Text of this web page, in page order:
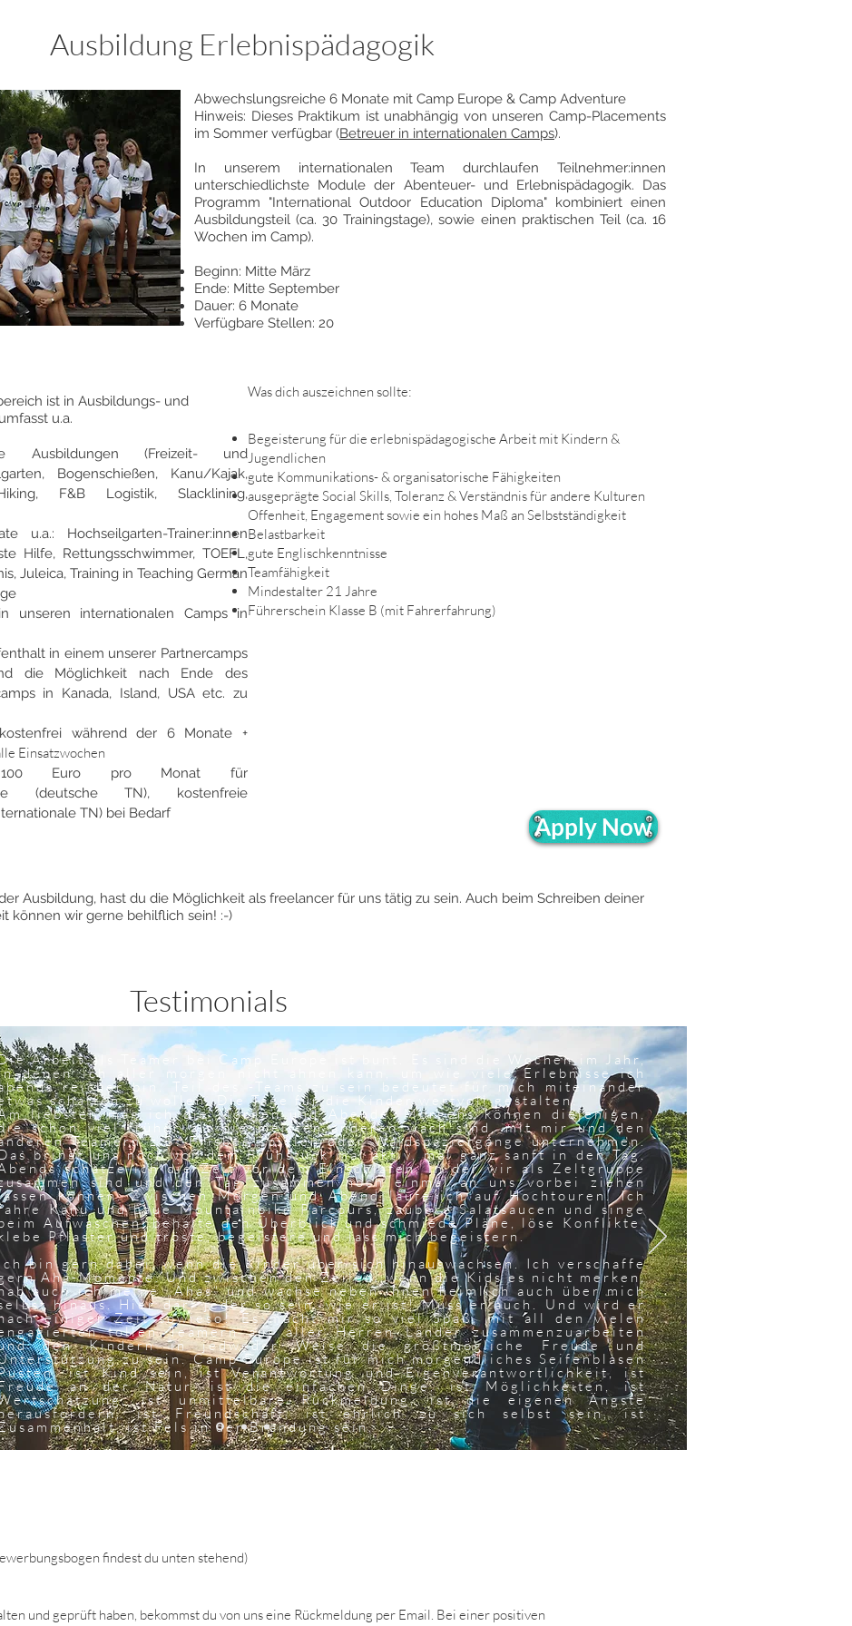
Begeisterung für die erlebnispädagogische Arbeit mit Kindern &
Jugendlichen
gute Kommunikations- & organisatorische Fähigkeiten
ausgeprägte Social Skills, Toleranz & Verständnis für andere Kulturen
Offenheit, Engagement sowie ein hohes Maß an Selbstständigkeit
Belastbarkeit
gute Englischkenntnisse
Teamfähigkeit
Mindestalter 21 Jahre
Führerschein Klasse B (mit Fahrerfahrung)
Was dich auszeichnen sollte:
Ausbildung Erlebnispädagogik
Abwechslungsreiche 6 Monate mit Camp Europe & Camp Adventure
Hinweis: Dieses Praktikum ist unabhängig von unseren Camp-Placements
im Sommer verfügbar (Betreuer in internationalen Camps).
In unserem internationalen Team durchlaufen Teilnehmer:innen
unterschiedlichste Module der Abenteuer- und Erlebnispädagogik. Das
Programm "International Outdoor Education Diploma" kombiniert einen
Ausbildungsteil (ca. 30 Trainingstage), sowie einen praktischen Teil (ca. 16
Wochen im Camp).
Beginn: Mitte März
Ende: Mitte September
Dauer: 6 Monate
Verfügbare Stellen: 20
ist in Ausbildungs- und
u.a.
Ausbildungen (Freizeit- und
Bogenschießen, Kanu/Kajak,
F&B Logistik, Slacklining,
u.a.: Hochseilgarten-Trainer:innen
Hilfe, Rettungsschwimmer, TOEFL,
Juleica, Training in Teaching German
unseren internationalen Camps in
in einem unserer Partnercamps
die Möglichkeit nach Ende des
in Kanada, Island, USA etc. zu
während der 6 Monate +
Einsatzwochen
Euro pro Monat für
(deutsche TN), kostenfreie
TN) bei Bedarf
Apply Now
Ausbildung, hast du die Möglichkeit als freelancer für uns tätig zu sein. Auch beim Schreiben deiner
können wir gerne behilflich sein! :-)
Testimonials
Arbeit als Teamer bei Camp Europe ist bunt. Es sind die Wochen im Jahr,
denen ich aller morgen nicht ahnen kann, um wie viele Erlebnisse ich
reicher bin. Teil des -Teams zu sein bedeutet für mich miteinander
schaffen zu wollen. Die Tage für die Kinder wertvoll gestalten.
liebsten mag ich die Morgen und Abende. Morgens können diejenigen,
schon viel früher als die meisten anderen wach sind, mit mir und den
Teamern z.B. Frisbee spielen oder Waldspaziergänge unternehmen.
bringt uns noch vor dem Frühstück mal aktiv, mal ganz sanft in den Tag.
schätze ich die Zeit vor dem Einschlafen, in der wir als Zeltgruppe
sind und den Tag zusammen noch einmal an uns vorbei ziehen
können. Zwischen Morgen und Abend laufe ich auf Hochtouren. Ich
Kanu und baue Mountainbike Parcours, zaubere Salatsaucen und singe
Aufwaschen, behalte den Überblick und schmiede Pläne, löse Konflikte,
Pflaster und tröste, begeistere und lass mich begeistern.
bin gern dabei, wenn die Kinder über sich hinauswachsen. Ich verschaffe
Aha-Momente. Und zwischen den Zeilen, wenn die Kids es nicht merken,
auch ich meine „Ahas“ und wachse neben ihnen heimlich auch über mich
hinaus. Hier darf jeder so sein, wie er ist! Muss er auch. Und wird er
einiger Zeit sowieso! Es macht mir so viel Spaß, mit all den vielen
tollen Teamern aus aller Herren Länder zusammenzuarbeiten
den Kindern in jedweder Weise die größtmögliche Freude und
zu sein. Camp Europe ist für mich morgendliches Seifenblasen
ist Kind sein, ist Verantwortung und Eigenverantwortlichkeit, ist
an der Natur, ist die einfachen Dinge, ist Möglichkeiten, ist
ist unmittelbare Rückmeldung, ist die eigenen Ängste
ist Freundschaft, ist ehrlich zu sich selbst sein, ist
ist Fels in der Brandung sein.
findest du unten stehend)
und geprüft haben, bekommst du von uns eine Rückmeldung per Email. Bei einer positiven